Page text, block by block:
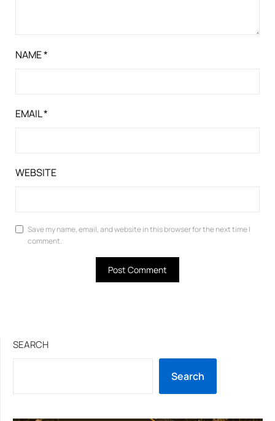
NAME*
EMAIL*
WEBSITE
Save my name, email, and website in this browser for the next time I
comment.
SEARCH
Search